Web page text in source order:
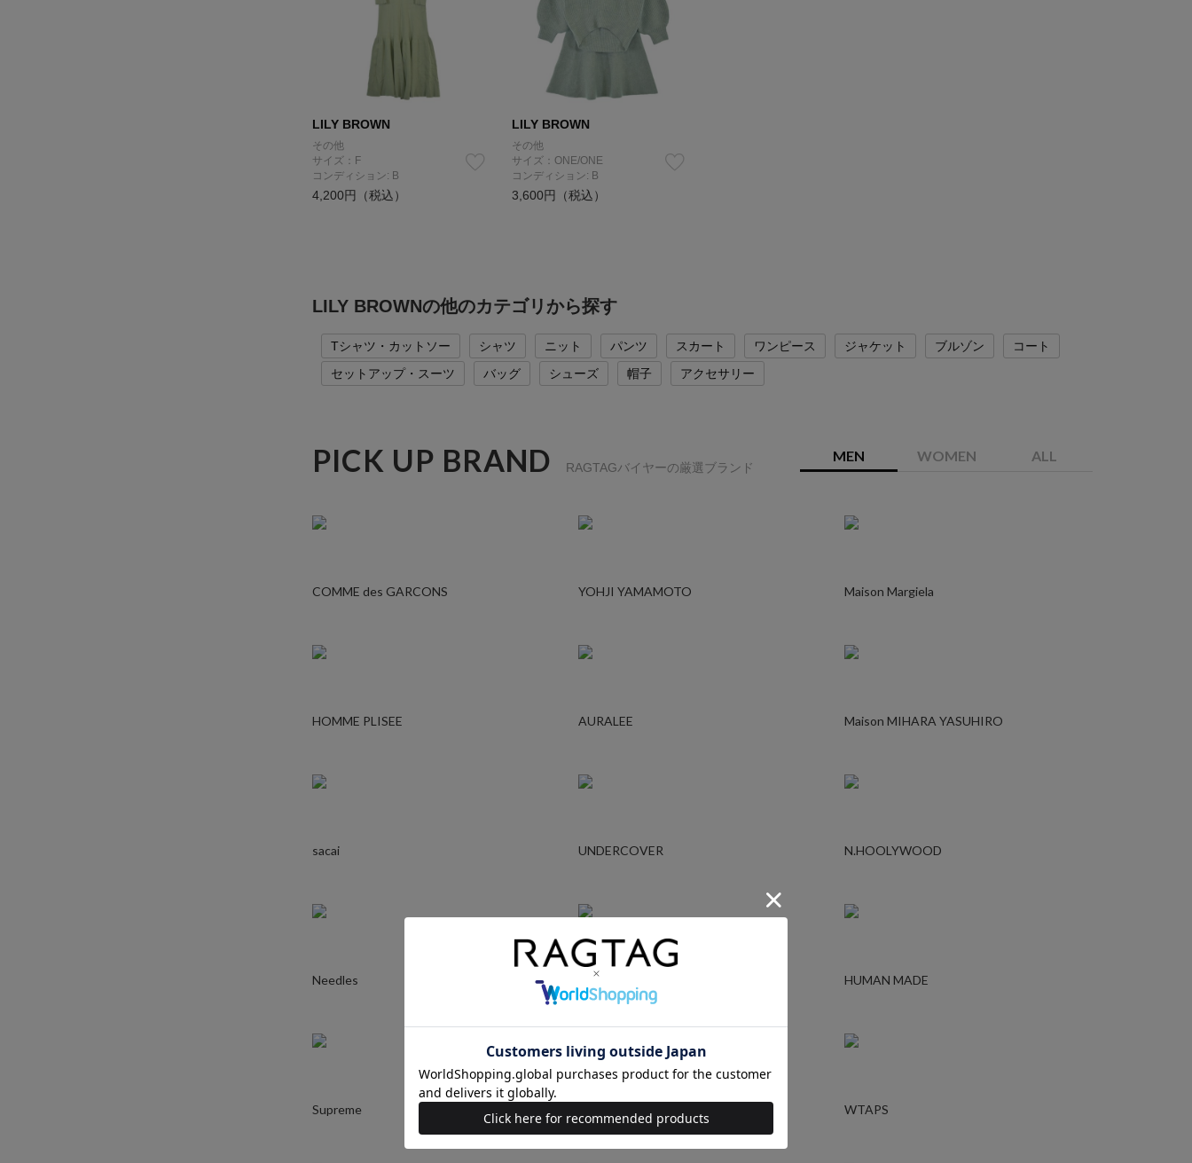
LILY BROWN
その他
サイズ：F
コンディション: B
4,200円（税込）
LILY BROWN
その他
サイズ：ONE/ONE
コンディション: B
3,600円（税込）
LILY BROWNの他のカテゴリから探す
Tシャツ・カットソー シャツ ニット パンツ スカート ワンピース ジャケット ブルゾン
コート
セットアップ・スーツ
バッグ シューズ 帽子 アクセサリー
PICK UP BRAND RAGTAGバイヤーの厳選ブランド
MEN WOMEN ALL
COMME des GARCONS YOHJI YAMAMOTO Maison Margiela
HOMME PLISEE AURALEE Maison MIHARA YASUHIRO
sacai UNDERCOVER N.HOOLYWOOD
Needles Ralph Lauren HUMAN MADE
Supreme WTAPS